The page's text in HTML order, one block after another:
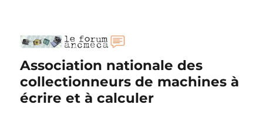
Association nationale des
collectionneurs de machines à
écrire et à calculer